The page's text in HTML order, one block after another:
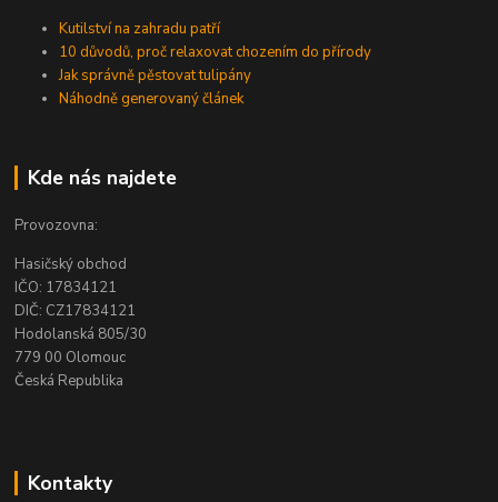
Kutilství na zahradu patří
10 důvodů, proč relaxovat chozením do přírody
Jak správně pěstovat tulipány
Náhodně generovaný článek
Kde nás najdete
Provozovna:
Hasičský obchod
IČO: 17834121
DIČ: CZ17834121
Hodolanská 805/30
779 00 Olomouc
Česká Republika
Kontakty